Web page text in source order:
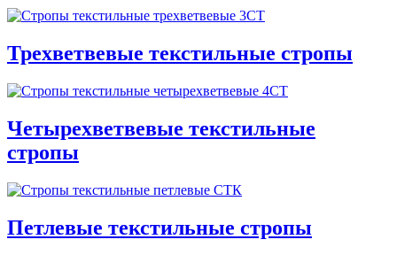
Трехветвевые текстильные стропы
Четырехветвевые текстильные
стропы
Петлевые текстильные стропы